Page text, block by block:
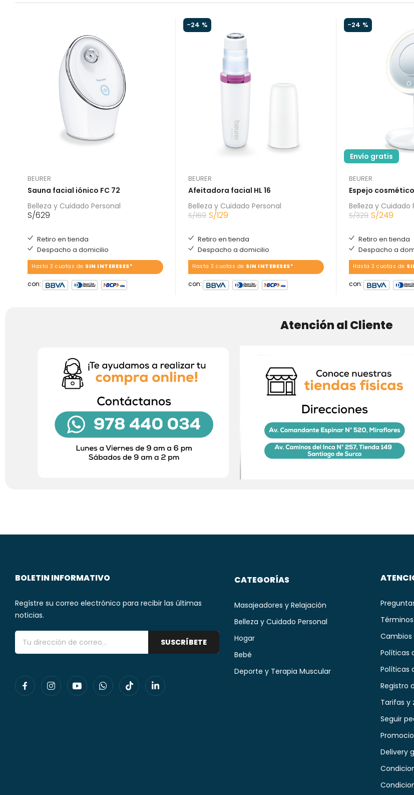
BEURER
Sauna facial iónico FC 72
Belleza y Cuidado Personal
S/629
Retiro en tienda
Despacho a domicilio
Hasta 3 cuotas de SIN INTERESES*
con:
-24 %
BEURER
Afeitadora facial HL 16
Belleza y Cuidado Personal
S/169 S/129
Retiro en tienda
Despacho a domicilio
Hasta 3 cuotas de SIN INTERESES*
con:
-24 %
Envío gratis
BEURER
Espejo cosmético
Belleza y Cuidado
S/329 S/249
Retiro en tienda
Despacho a
Hasta 3 cuotas de
con:
Atención al Cliente
BOLETIN INFORMATIVO
Regístre su correo electrónico para recibir las últimas
noticias.
SUSCRÍBETE
CATEGORÍAS
Masajeadores y Relajación
Belleza y Cuidado Personal
Hogar
Bebé
Deporte y Terapia Muscular
Cambios
Políticas
Políticas
Registro
Tarifas y
Seguir
Delivery